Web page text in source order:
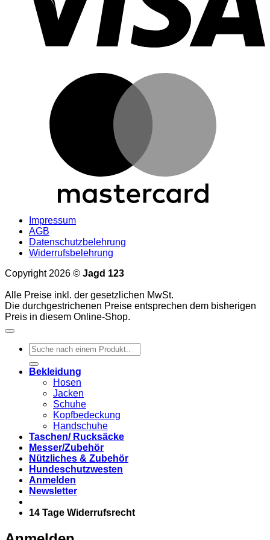
Impressum
AGB
Datenschutzbelehrung
Widerrufsbelehrung
Copyright 2026 © Jagd 123
Alle Preise inkl. der gesetzlichen MwSt.
Die durchgestrichenen Preise entsprechen dem bisherigen
Preis in diesem Online-Shop.
Suchen
nach:
Bekleidung
Hosen
Jacken
Schuhe
Kopfbedeckung
Handschuhe
Taschen/ Rucksäcke
Messer/Zubehör
Nützliches & Zubehör
Hundeschutzwesten
Anmelden
Newsletter
14 Tage Widerrufsrecht